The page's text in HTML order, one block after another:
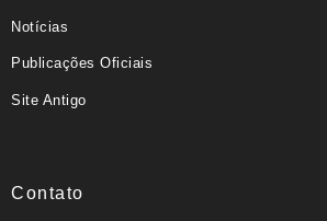
Notícias
Publicações Oficiais
Site Antigo
Contato